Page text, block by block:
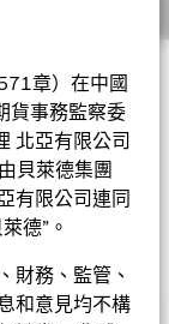
章）在中國
貨事務監察委
北亞有限公司
貝萊德集團
有限公司連同
德”。
財務、監管、
和意見均不構
或有可能損失
閱基金章程及產
不少於70%的總
及貨幣聯盟」）
亦可包括（但
洲經濟及貨幣聯
但在歐洲經濟及